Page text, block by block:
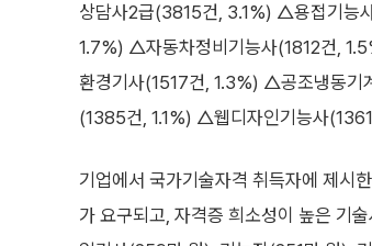
상담사2급(3815건, 3.1%) △용접기
1.7%) △자동차정비기능사(1812건,
환경기사(1517건, 1.3%) △공조냉동
(1385건, 1.1%) △웹디자인기능사
기업에서 국가기술자격 취득자에 제시
가 요구되고, 자격증 희소성이 높은 기